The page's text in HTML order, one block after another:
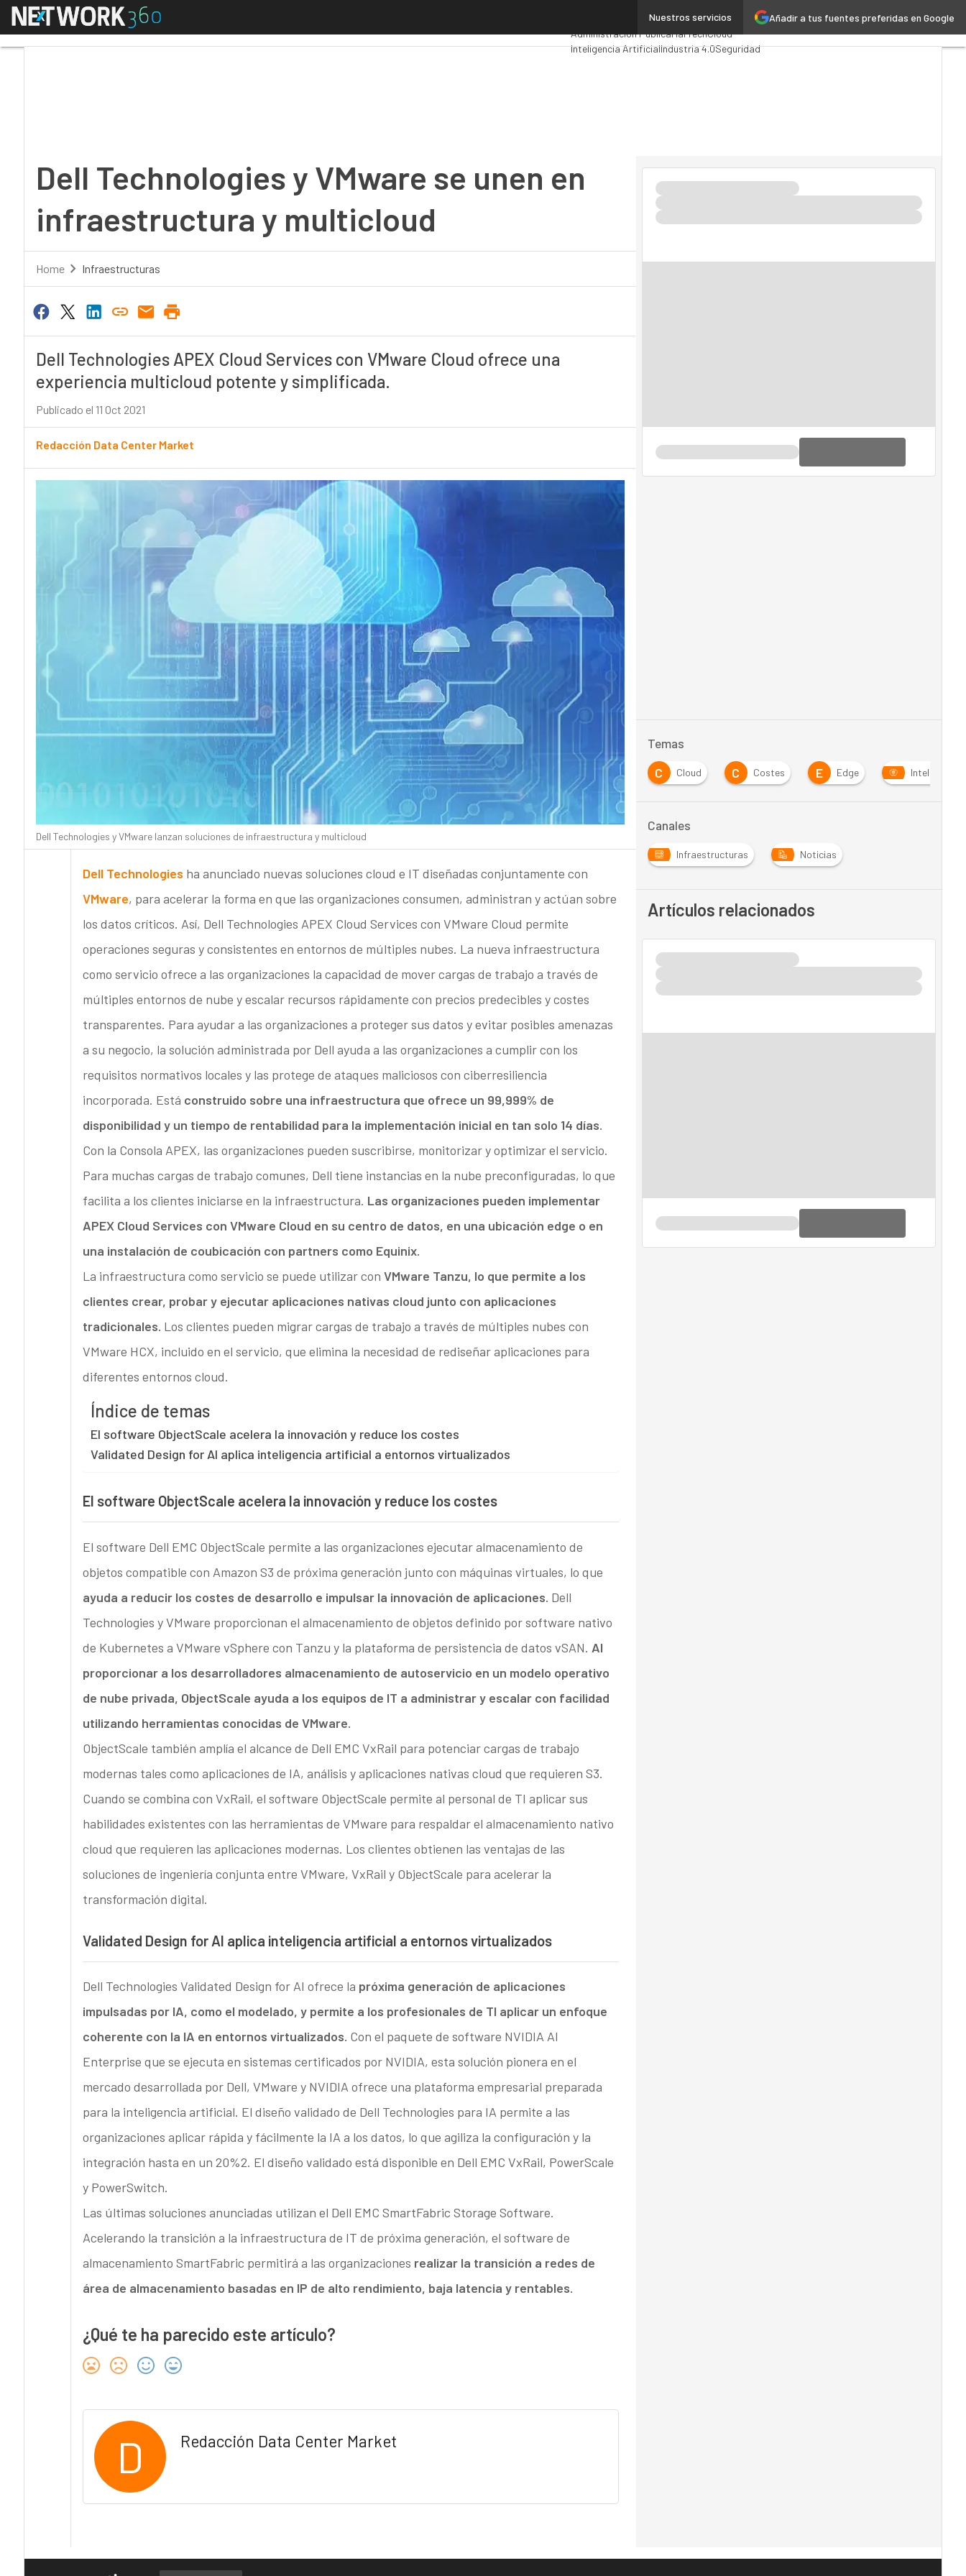
Añadir a tus fuentes preferidas en Google
Nuestros servicios
Menú Premios ComputingAnalytics
Administración PúblicaMarTechCloud
Inteligencia ArtificialIndustria 4.0Seguridad
Dell Technologies y VMware se unen en
infraestructura y multicloud
Home Infraestructuras
Dell Technologies APEX Cloud Services con VMware Cloud ofrece una
experiencia multicloud potente y simplificada.
Publicado el 11 Oct 2021
Redacción Data Center Market
Dell Technologies y VMware lanzan soluciones de infraestructura y multicloud
Dell Technologies ha anunciado nuevas soluciones cloud e IT diseñadas conjuntamente con
VMware, para acelerar la forma en que las organizaciones consumen, administran y actúan sobre
los datos críticos. Así, Dell Technologies APEX Cloud Services con VMware Cloud permite
operaciones seguras y consistentes en entornos de múltiples nubes. La nueva infraestructura
como servicio ofrece a las organizaciones la capacidad de mover cargas de trabajo a través de
múltiples entornos de nube y escalar recursos rápidamente con precios predecibles y costes
transparentes. Para ayudar a las organizaciones a proteger sus datos y evitar posibles amenazas
a su negocio, la solución administrada por Dell ayuda a las organizaciones a cumplir con los
requisitos normativos locales y las protege de ataques maliciosos con ciberresiliencia
incorporada. Está construido sobre una infraestructura que ofrece un 99,999% de
disponibilidad y un tiempo de rentabilidad para la implementación inicial en tan solo 14 días.
Con la Consola APEX, las organizaciones pueden suscribirse, monitorizar y optimizar el servicio.
Para muchas cargas de trabajo comunes, Dell tiene instancias en la nube preconfiguradas, lo que
facilita a los clientes iniciarse en la infraestructura. Las organizaciones pueden implementar
APEX Cloud Services con VMware Cloud en su centro de datos, en una ubicación edge o en
una instalación de coubicación con partners como Equinix.
La infraestructura como servicio se puede utilizar con VMware Tanzu, lo que permite a los
clientes crear, probar y ejecutar aplicaciones nativas cloud junto con aplicaciones
tradicionales. Los clientes pueden migrar cargas de trabajo a través de múltiples nubes con
VMware HCX, incluido en el servicio, que elimina la necesidad de rediseñar aplicaciones para
diferentes entornos cloud.
Índice de temas
El software ObjectScale acelera la innovación y reduce los costes
Validated Design for AI aplica inteligencia artificial a entornos virtualizados
El software ObjectScale acelera la innovación y reduce los costes
El software Dell EMC ObjectScale permite a las organizaciones ejecutar almacenamiento de
objetos compatible con Amazon S3 de próxima generación junto con máquinas virtuales, lo que
ayuda a reducir los costes de desarrollo e impulsar la innovación de aplicaciones. Dell
Technologies y VMware proporcionan el almacenamiento de objetos definido por software nativo
de Kubernetes a VMware vSphere con Tanzu y la plataforma de persistencia de datos vSAN. Al
proporcionar a los desarrolladores almacenamiento de autoservicio en un modelo operativo
de nube privada, ObjectScale ayuda a los equipos de IT a administrar y escalar con facilidad
utilizando herramientas conocidas de VMware.
ObjectScale también amplía el alcance de Dell EMC VxRail para potenciar cargas de trabajo
modernas tales como aplicaciones de IA, análisis y aplicaciones nativas cloud que requieren S3.
Cuando se combina con VxRail, el software ObjectScale permite al personal de TI aplicar sus
habilidades existentes con las herramientas de VMware para respaldar el almacenamiento nativo
cloud que requieren las aplicaciones modernas. Los clientes obtienen las ventajas de las
soluciones de ingeniería conjunta entre VMware, VxRail y ObjectScale para acelerar la
transformación digital.
Validated Design for AI aplica inteligencia artificial a entornos virtualizados
Dell Technologies Validated Design for AI ofrece la próxima generación de aplicaciones
impulsadas por IA, como el modelado, y permite a los profesionales de TI aplicar un enfoque
coherente con la IA en entornos virtualizados. Con el paquete de software NVIDIA AI
Enterprise que se ejecuta en sistemas certificados por NVIDIA, esta solución pionera en el
mercado desarrollada por Dell, VMware y NVIDIA ofrece una plataforma empresarial preparada
para la inteligencia artificial. El diseño validado de Dell Technologies para IA permite a las
organizaciones aplicar rápida y fácilmente la IA a los datos, lo que agiliza la configuración y la
integración hasta en un 20%2. El diseño validado está disponible en Dell EMC VxRail, PowerScale
y PowerSwitch.
Las últimas soluciones anunciadas utilizan el Dell EMC SmartFabric Storage Software.
Acelerando la transición a la infraestructura de IT de próxima generación, el software de
almacenamiento SmartFabric permitirá a las organizaciones realizar la transición a redes de
área de almacenamiento basadas en IP de alto rendimiento, baja latencia y rentables.
¿Qué te ha parecido este artículo?
D Redacción Data Center Market
Temas
Almacenamiento C Cloud C Costes E Edge Inteligencia
Canales
Infraestructuras Noticias
Artículos relacionados